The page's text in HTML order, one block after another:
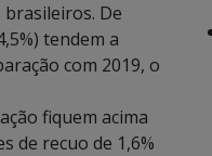
De
tendem a
com 2019, o
fiquem acima
de recuo de 1,6%